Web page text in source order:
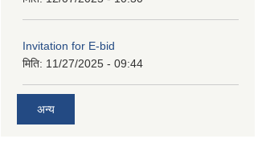
Invitation for E-bid
मिति: 11/27/2025 - 09:44
अन्य